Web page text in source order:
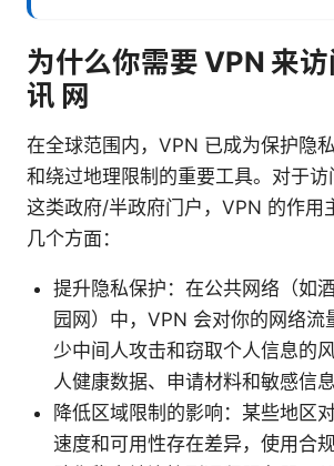
为什么你需要 VPN 来
讯 网
在全球范围内，VPN 已成为保护隐
和绕过地理限制的重要工具。对于访
这类政府/半政府门户，VPN 的作用
几个方面：
提升隐私保护：在公共网络（如
园网）中，VPN 会对你的网络流
少中间人攻击和窃取个人信息的
人健康数据、申请材料和敏感信息
降低区域限制的影响：某些地区
速度和可用性存在差异，使用合